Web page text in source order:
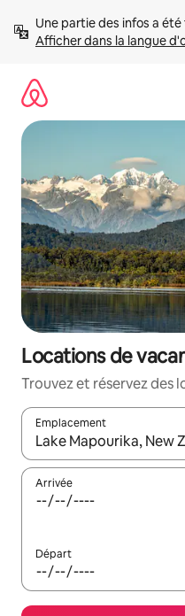
directement
Afficher dans la langue
Locations de
Trouvez et réservez des
Emplacement
Quand les résultats sont
Arrivée
Départ